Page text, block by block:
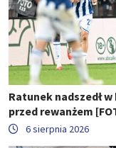
Ratunek nadszedł
przed rewanżem
6 sierpnia 2026